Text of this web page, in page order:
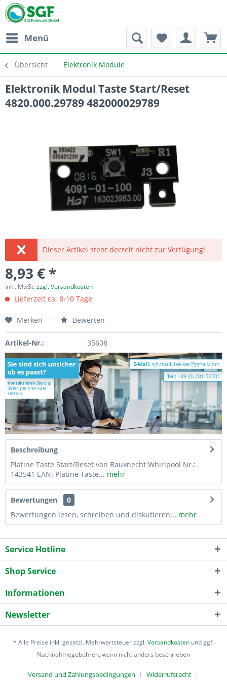
Menü
Übersicht Elektronik Module
Elektronik Modul Taste Start/Reset
4820.000.29789 482000029789
Dieser Artikel steht derzeit nicht zur Verfügung!
8,93 € *
inkl. MwSt.zzgl. Versandkosten
Lieferzeit ca. 8-10 Tage
Merken Bewerten
Artikel-Nr.: 35608
Beschreibung
Platine Taste Start/Reset von Bauknecht Whirlpool Nr.:
143541 EAN: Platine Taste... mehr
Bewertungen
0
Bewertungen lesen, schreiben und diskutieren... mehr
Service Hotline
Shop Service
Informationen
Newsletter
* Alle Preise inkl. gesetzl. Mehrwertsteuer zzgl.Versandkosten und ggf.
Nachnahmegebühren, wenn nicht anders beschrieben
Versand und Zahlungsbedingungen Widerrufsrecht